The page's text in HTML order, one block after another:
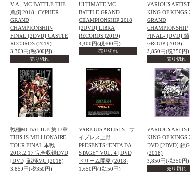
V.A - MC BATTLE THE
罵倒 2018 -CYPHER
GRAND
CHAMPIONSHIP-
FINAL [2DVD] CASTLE
RECORDS (2019)
3,300円(税300円)
売り切れ
ULTIMATE MC
BATTLE GRAND
CHAMPIONSHIP 2018
[2DVD] LIBRA
RECORDS (2019)
4,400円(税400円)
売り切れ
VARIOUS
KING OF KINGS
GRAND
CHAMPIONSHIP
FINAL- [DVD] 鎖
GROUP (2019)
3,850円(税350円)
売り切れ
戦極MCBATTLE 第17章
THIS IS MILLIONAIRE
TOUR FINAL 本戦-
2018.2.17 完全収録DVD
[DVD] 戦極MC (2018)
3,850円(税350円)
VARIOUS ARTISTS - サ
イプレス上野
PRESENTS “ENTA DA
STAGE” VOL. 4 [DVD]
ドリーム開発 (2018)
1,650円(税150円)
VARIOUS
KING OF KINGS
DVD [2DVD] 鎖
(2018)
3,850円(税350円)
売り切れ